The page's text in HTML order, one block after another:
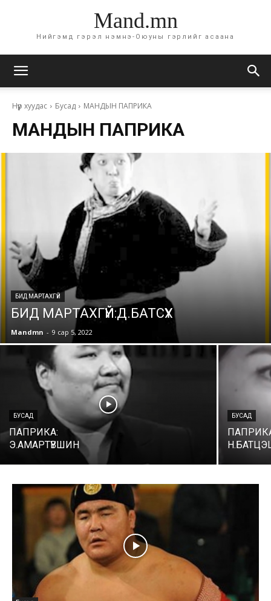
Mand.mn
Нийгэмд гэрэл нэмнэ-Оюуны гэрлийг асаана
Нүүр хуудас Бусад МАНДЫН ПАПРИКА
МАНДЫН ПАПРИКА
БИД МАРТАХГҮЙ
БИД МАРТАХГҮЙ:Д.БАТСҮХ
Mandmn - 9 сар 5, 2022
БУСАД
ПАПРИКА:
Э.АМАРТҮВШИН
БУСАД